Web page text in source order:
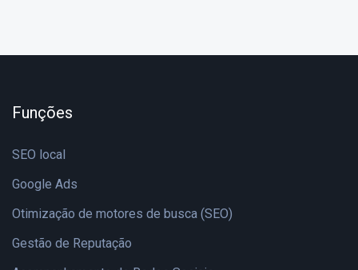
Funções
SEO local
Google Ads
Otimização de motores de busca (SEO)
Gestão de Reputação